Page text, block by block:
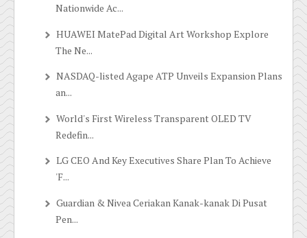
Nationwide Ac...
HUAWEI MatePad Digital Art Workshop Explore
The Ne...
NASDAQ-listed Agape ATP Unveils Expansion Plans
an...
World's First Wireless Transparent OLED TV
Redefin...
LG CEO And Key Executives Share Plan To Achieve
'F...
Guardian & Nivea Ceriakan Kanak-kanak Di Pusat
Pen...